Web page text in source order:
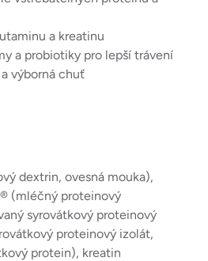
a kreatinu
a probiotiky pro lepší trávení
výborná chuť
dextrin, ovesná mouka),
(mléčný proteinový
syrovátkový proteinový
proteinový izolát,
protein), kreatin